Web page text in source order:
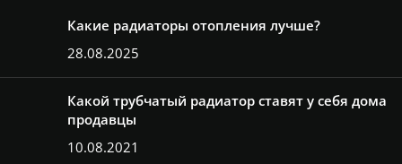
Какие радиаторы отопления лучше?
28.08.2025
Какой трубчатый радиатор ставят у себя дома
продавцы
10.08.2021